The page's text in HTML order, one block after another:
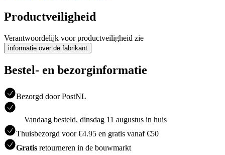
Productveiligheid
Verantwoordelijk voor productveiligheid zie
informatie over de fabrikant
Bestel- en bezorginformatie
Bezorgd door PostNL
Vandaag besteld, dinsdag 11 augustus in huis
Thuisbezorgd voor €4.95 en gratis vanaf €50
Gratis retourneren in de bouwmarkt